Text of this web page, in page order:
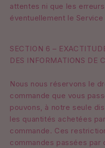
attentes ni que les
éventuellement le
SECTION 6 –
DES INFORMATIONS DE
Nous nous réservons le
commande que vous
pouvons, à notre seule
les quantités achetées
commande. Ces
commandes passées par